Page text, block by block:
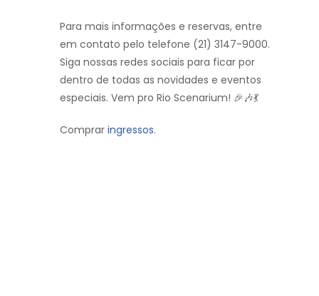
Para mais informações e reservas, entre
em contato pelo telefone (21) 3147-9000.
Siga nossas redes sociais para ficar por
dentro de todas as novidades e eventos
especiais. Vem pro Rio Scenarium! 🎉🎶💃
Comprar ingressos.